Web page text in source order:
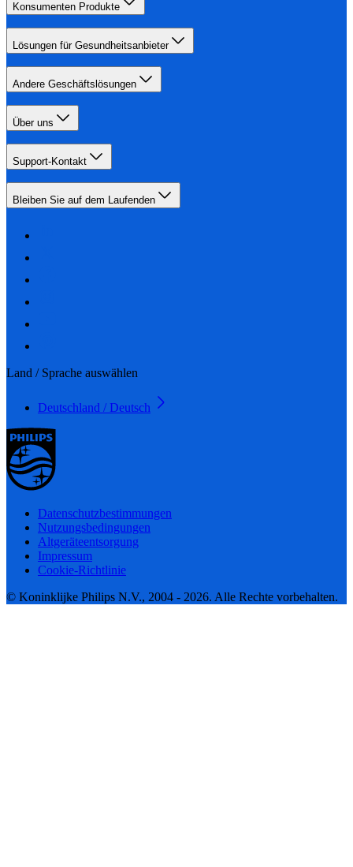
Konsumenten Produkte
Lösungen für Gesundheitsanbieter
Andere Geschäftslösungen
Über uns
Support-Kontakt
Bleiben Sie auf dem Laufenden
Land / Sprache auswählen
Deutschland / Deutsch
Datenschutzbestimmungen
Nutzungsbedingungen
Altgeräteentsorgung
Impressum
Cookie-Richtlinie
© Koninklijke Philips N.V., 2004 - 2026. Alle Rechte vorbehalten.